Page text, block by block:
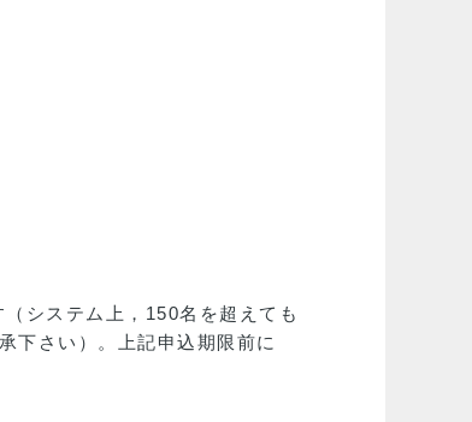
システム上，150名を超えても
下さい）。上記申込期限前に